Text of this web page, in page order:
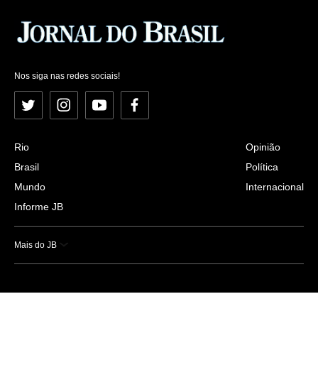
Nos siga nas redes sociais!
Twitter InstagramYouTubeFacebook
Rio
Brasil
Mundo
Informe JB
Opinião
Política
Internacional
Mais do JB
Esportes